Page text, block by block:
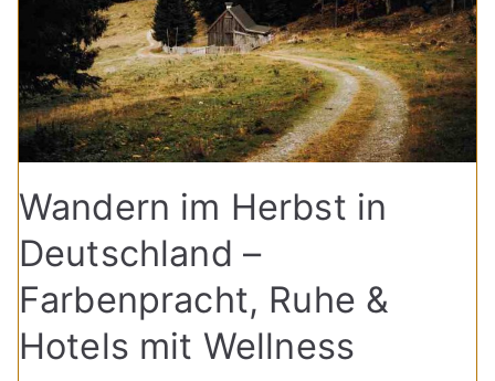
Wandern im Herbst in
Deutschland –
Farbenpracht, Ruhe &
Hotels mit Wellness